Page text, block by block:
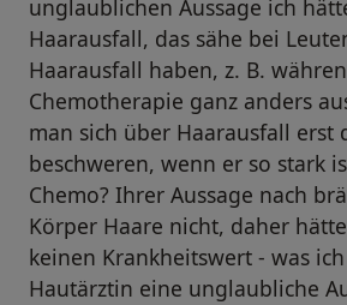
unglaublichen Aussage ich
Haarausfall, das sähe bei
Haarausfall haben, z. B.
Chemotherapie ganz anders
man sich über Haarausfall erst
beschweren, wenn er so stark
Chemo? Ihrer Aussage nach
Körper Haare nicht, daher
keinen Krankheitswert - was
Hautärztin eine unglaubliche